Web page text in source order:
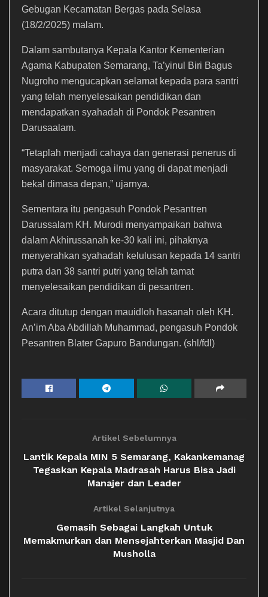
Gebugan Kecamatan Bergas pada Selasa
(18/2/2025) malam.
Dalam sambutanya Kepala Kantor Kementerian
Agama Kabupaten Semarang, Ta’yinul Biri Bagus
Nugroho mengucapkan selamat kepada para santri
yang telah menyelesaikan pendidikan dan
mendapatkan syahadah di Pondok Pesantren
Darusaalam.
“Tetaplah menjadi cahaya dan generasi penerus di
masyarakat. Semoga ilmu yang di dapat menjadi
bekal dimasa depan,” ujarnya.
Sementara itu pengasuh Pondok Pesantren
Darussalam KH. Murodi menyampaikan bahwa
dalam Akhirussanah ke-30 kali ini, pihaknya
menyerahkan syahadah kelulusan kepada 14 santri
putra dan 38 santri putri yang telah tamat
menyelesaikan pendidikan di pesantren.
Acara ditutup dengan mauidloh hasanah oleh KH.
An’im Aba Abdillah Muhammad, pengasuh Pondok
Pesantren Blater Gapuro Bandungan. (shl/fdl)
Artikel Sebelumnya
Lantik Kepala MIN 5 Semarang, Kakankemanag
Tegaskan Kepala Madrasah Harus Bisa Jadi
Manajer dan Leader
Artikel Selanjutnya
Gemasih Sebagai Langkah Untuk
Memakmurkan dan Mensejahterkan Masjid Dan
Musholla